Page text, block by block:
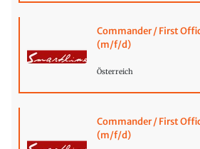
Commander / First
(m/f/d)
Österreich
Commander / First
(m/f/d)